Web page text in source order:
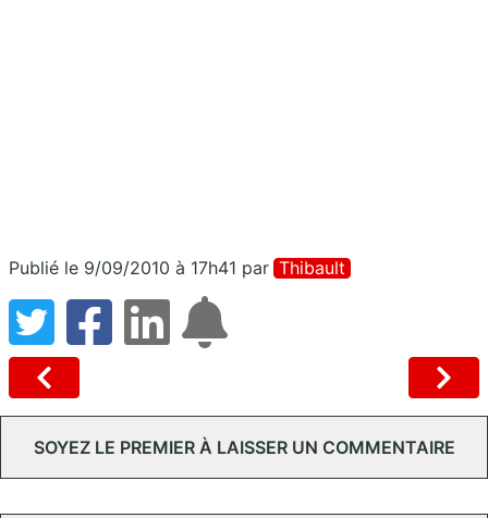
Publié le 9/09/2010 à 17h41 par Thibault
SOYEZ LE PREMIER À LAISSER UN COMMENTAIRE